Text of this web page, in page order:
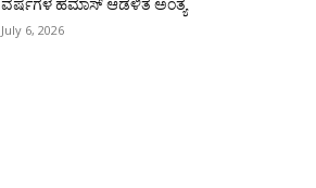
ವರ್ಷಗಳ ಹಮಾಸ್ ಆಡಳಿತ ಅಂತ್ಯ
July 6, 2026